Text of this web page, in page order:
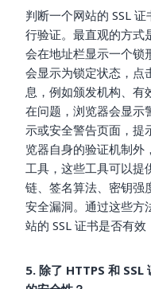
判断一个网站的 SSL
行验证。最直观的方式
会在地址栏显示一个锁
会显示为锁定状态，点
息，例如颁发机构、有
在问题，浏览器会显示
示或安全警告页面，提
览器自身的验证机制外
工具，这些工具可以提
链、签名算法、密钥强
安全漏洞。通过这些方
站的 SSL 证书是否有效
5. 除了 HTTPS 和 SSL